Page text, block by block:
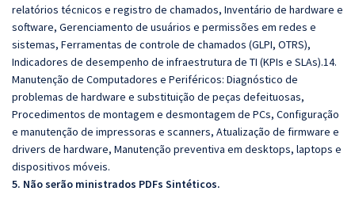
relatórios técnicos e registro de chamados, Inventário de hardware e
software, Gerenciamento de usuários e permissões em redes e
sistemas, Ferramentas de controle de chamados (GLPI, OTRS),
Indicadores de desempenho de infraestrutura de TI (KPIs e SLAs).14.
Manutenção de Computadores e Periféricos: Diagnóstico de
problemas de hardware e substituição de peças defeituosas,
Procedimentos de montagem e desmontagem de PCs, Configuração
e manutenção de impressoras e scanners, Atualização de firmware e
drivers de hardware, Manutenção preventiva em desktops, laptops e
dispositivos móveis.
5. Não serão ministrados PDFs Sintéticos.